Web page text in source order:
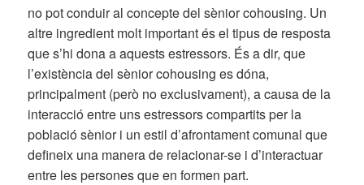
no pot conduir al concepte del sènior cohousing. Un
altre ingredient molt important és el tipus de resposta
que s’hi dona a aquests estressors. És a dir, que
l’existència del sènior cohousing es dóna,
principalment (però no exclusivament), a causa de la
interacció entre uns estressors compartits per la
població sènior i un estil d’afrontament comunal que
defineix una manera de relacionar-se i d’interactuar
entre les persones que en formen part.